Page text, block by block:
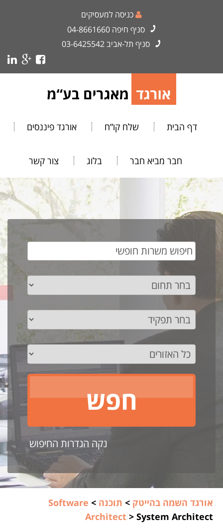
כניסה למעסיקים
סניף חיפה 04-8661660
סניף תל-אביב03-6425542
דף הבית שלח קו”ח אורגד פיננסים
חבר מביא חבר בלוג צור קשר
נקה הגדרות החיפוש
אורגד השמה בהייטק > תוכנה >
Software
Architect > System Architect